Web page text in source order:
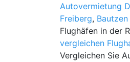
Autovermietung
Freiberg, Bautzen
Flughäfen in der
vergleichen
Vergleichen Sie